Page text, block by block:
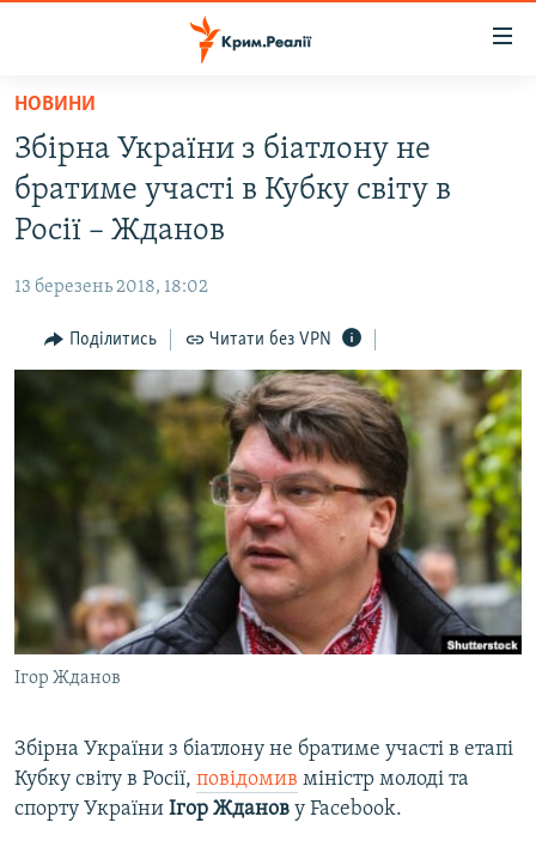
Перейти
основного
матеріалу
Перейти
до
основної
навігації
Перейти
до
НОВИНИ
ВОДА.КРИМ
ВІДЕО ТА ФОТО
БЛОГИ
ПОГЛЯД
ІНТЕРВ'Ю
ВСЕ ЗА ДЕНЬ
СПЕЦПРОЕКТИ
ДЕПОРТАЦІЯ
ВІДЕОУРОКИ «ELIFBE»
СВІДЧЕННЯ ОКУПАЦІЇ
УКРАЇНСЬКА ПРОБЛЕМА КРИМУ
ІНФОГРАФІКА
ЯК ОБІЙТИ БЛОКУВАННЯ
Русский
Qırımtatar
ДОЛУЧАЙСЯ!
Усі сайти RFE/RL
НОВИНИ
Збірна України з біатлону не
братиме участі в Кубку світу в
Росії – Жданов
13 березень 2018, 18:02
Поділитись Читати без VPN
Ігор Жданов
Збірна України з біатлону не братиме участі в етапі
Кубку світу в Росії, повідомив міністр молоді та
спорту України Ігор Жданов у Facebook.